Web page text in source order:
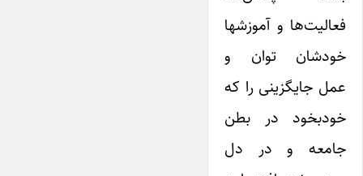
فعالیت‌ها و آموزشها
خودشان توان و
عمل جایگزینی را که
خودبخود در بطن
جامعه و در دل